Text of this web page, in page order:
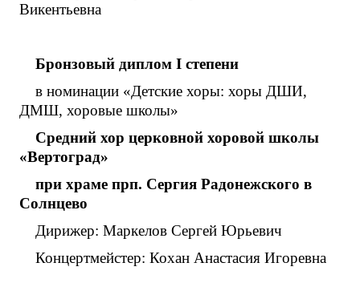
Викентьевна
Бронзовый диплом I степени
в номинации «Детские хоры: хоры ДШИ,
ДМШ, хоровые школы»
Средний хор церковной хоровой школы
«Вертоград»
при храме прп. Сергия Радонежского в
Солнцево
Дирижер: Маркелов Сергей Юрьевич
Концертмейстер: Кохан Анастасия Игоревна